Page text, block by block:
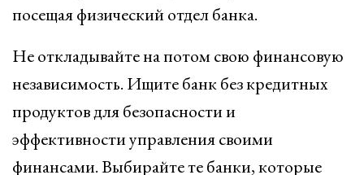
посещая физический отдел банка.
Не откладывайте на потом свою финансовую
независимость. Ищите банк без кредитных
продуктов для безопасности и
эффективности управления своими
финансами. Выбирайте те банки, которые